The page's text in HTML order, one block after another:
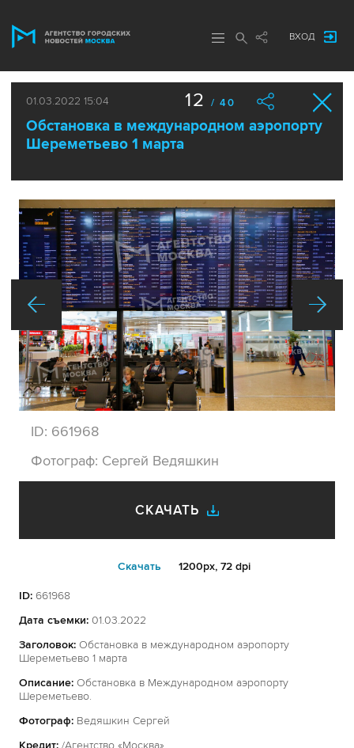
ВХОД
01.03.2022 15:04
Обстановка в международном аэропорту
Шереметьево 1 марта
12 / 40
ID: 661968
Фотограф: Сергей Ведяшкин
СКАЧАТЬ
Cкачать 1200px, 72 dpi
ID: 661968
Дата съемки: 01.03.2022
Заголовок: Обстановка в международном аэропорту
Шереметьево 1 марта
Описание: Обстановка в Международном аэропорту
Шереметьево.
Фотограф: Ведяшкин Сергей
Кредит: /Агентство «Москва»